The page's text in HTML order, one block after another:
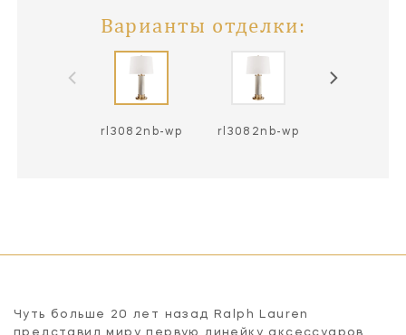
Варианты отделки:
rl3082nb-wp rl3082nb-wp
Чуть больше 20 лет назад Ralph Lauren
представил миру первую линейку аксессуаров